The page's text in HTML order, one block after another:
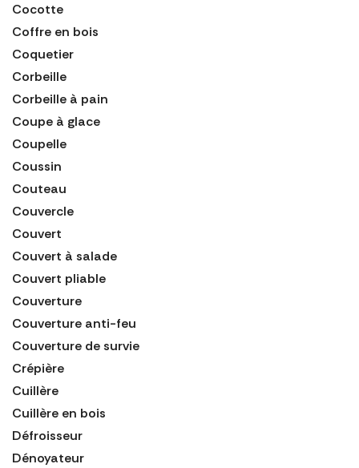
Cocotte
Coffre en bois
Coquetier
Corbeille
Corbeille à pain
Coupe à glace
Coupelle
Coussin
Couteau
Couvercle
Couvert
Couvert à salade
Couvert pliable
Couverture
Couverture anti-feu
Couverture de survie
Crépière
Cuillère
Cuillère en bois
Défroisseur
Dénoyateur